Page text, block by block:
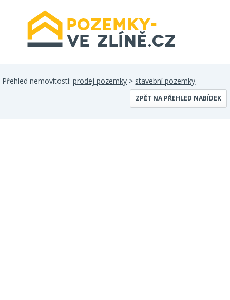
Přehled nemovitostí:prodej pozemky > stavební pozemky
ZPĚT NA PŘEHLED NABÍDEK